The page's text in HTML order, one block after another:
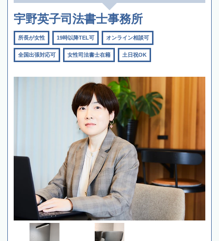
宇野英子司法書士事務所
所長が女性 19時以降TEL可 オンライン相談可
全国出張対応可 女性司法書士在籍 土日祝OK